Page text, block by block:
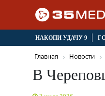
НАКОПИ УДАЧУ 9
Главная Новости
В